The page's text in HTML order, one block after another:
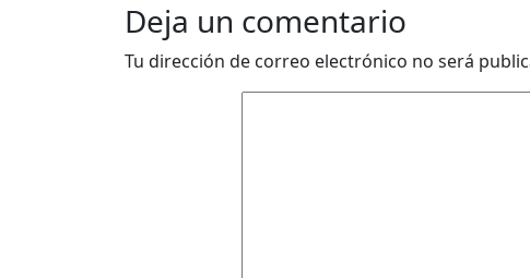
Deja un comentario
Tu dirección de correo electrónico no será